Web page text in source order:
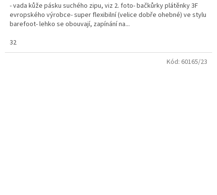
- vada kůže pásku suchého zipu, viz 2. foto- bačkůrky plátěnky 3F
evropského výrobce- super flexibilní (velice dobře ohebné) ve stylu
barefoot- lehko se obouvají, zapínání na...
32
Kód: 60165/23